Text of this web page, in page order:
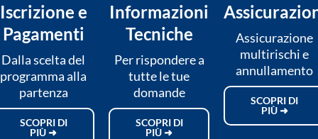
Iscrizione e
Pagamenti
Dalla scelta del
programma alla
partenza
SCOPRI DI
PIÙ ➜
Informazioni
Tecniche
Per rispondere a
tutte le tue
domande
SCOPRI DI
PIÙ ➜
Assicurazione
multirischi e
annullamento
SCOPRI DI
PIÙ ➜